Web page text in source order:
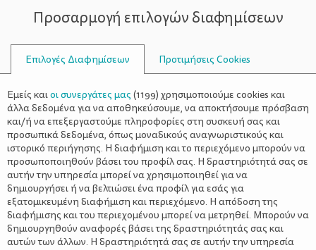
ΣΥΜΒΟΥΛΟΙ
ΑΡΙΣΤΕΡΌΧΕΙΡΑΣ
Προσαρμογή επιλογών διαφημίσεων
Επιλογές Διαφημίσεων Προτιμήσεις Cookies
Εμείς καιοι συνεργάτες μας (1199) χρησιμοποιούμε cookies και
άλλα δεδομένα για να αποθηκεύσουμε, να αποκτήσουμε πρόσβαση
και/ή να επεξεργαστούμε πληροφορίες στη συσκευή σας και
προσωπικά δεδομένα, όπως μοναδικούς αναγνωριστικούς και
ιστορικό περιήγησης. Η διαφήμιση και το περιεχόμενο μπορούν να
προσωποποιηθούν βάσει του προφίλ σας. Η δραστηριότητά σας σε
αυτήν την υπηρεσία μπορεί να χρησιμοποιηθεί για να
δημιουργήσει ή να βελτιώσει ένα προφίλ για εσάς για
εξατομικευμένη διαφήμιση και περιεχόμενο. Η απόδοση της
διαφήμισης και του περιεχομένου μπορεί να μετρηθεί. Μπορούν να
δημιουργηθούν αναφορές βάσει της δραστηριότητάς σας και
αυτών των άλλων. Η δραστηριότητά σας σε αυτήν την υπηρεσία